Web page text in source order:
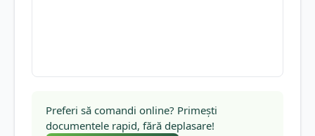
Preferi să comandi online? Primești
documentele rapid, fără deplasare!